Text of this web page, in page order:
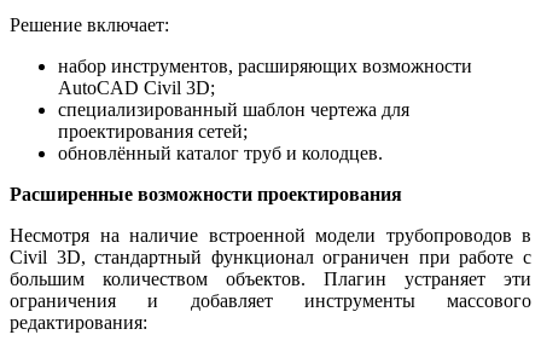
Решение включает:
набор инструментов, расширяющих возможности
AutoCAD Civil 3D;
специализированный шаблон чертежа для
проектирования сетей;
обновлённый каталог труб и колодцев.
Расширенные возможности проектирования
Несмотря на наличие встроенной модели трубопроводов в
Civil 3D, стандартный функционал ограничен при работе с
большим количеством объектов. Плагин устраняет эти
ограничения и добавляет инструменты массового
редактирования: